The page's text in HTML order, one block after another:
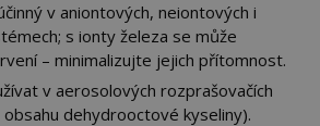
v aniontových, neiontových i
s ionty železa se může
– minimalizujte jejich přítomnost.
v aerosolových rozprašovačích
dehydrooctové kyseliny).